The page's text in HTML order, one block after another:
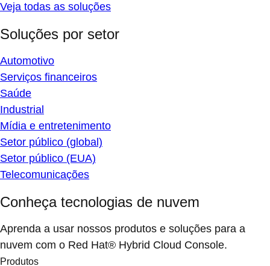
Veja todas as soluções
Soluções por setor
Automotivo
Serviços financeiros
Saúde
Industrial
Mídia e entretenimento
Setor público (global)
Setor público (EUA)
Telecomunicações
Conheça tecnologias de nuvem
Aprenda a usar nossos produtos e soluções para a
nuvem com o Red Hat® Hybrid Cloud Console.
Produtos